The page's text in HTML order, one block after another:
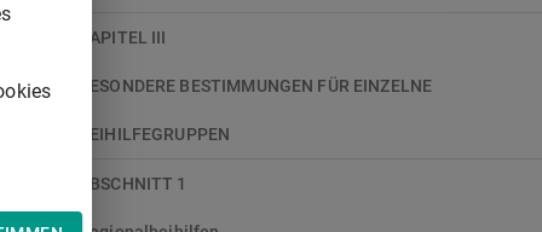
KAPITEL III
BESONDERE BESTIMMUNGEN FÜR EINZELNE
BEIHILFEGRUPPEN
ABSCHNITT 1